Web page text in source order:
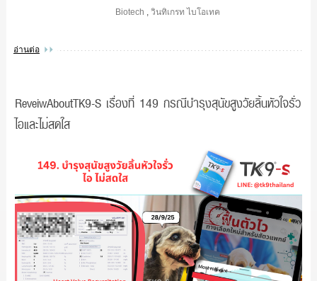
Biotech ,วินทิเกรท ไบโอเทค
อ่านต่อ
ReveiwAboutTK9-S เรื่องที่ 149 กรณีบำรุงสุนัขสูงวัยลิ้นหัวใจรั่ว
ไอและไม่สดใส